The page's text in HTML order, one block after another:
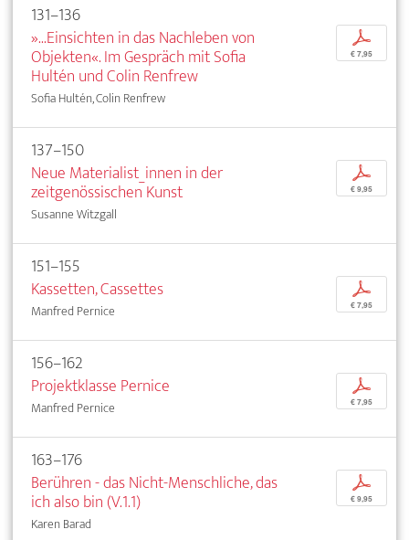
131–136
»...Einsichten in das Nachleben von
Objekten«. Im Gespräch mit Sofia
Hultén und Colin Renfrew
Sofia Hultén, Colin Renfrew
p
€ 7,95
137–150
Neue Materialist_innen in der
zeitgenössischen Kunst
Susanne Witzgall
p
€ 9,95
151–155
Kassetten, Cassettes
Manfred Pernice
p
€ 7,95
156–162
Projektklasse Pernice
Manfred Pernice
p
€ 7,95
163–176
Berühren - das Nicht-Menschliche, das
ich also bin (V.1.1)
Karen Barad
p
€ 9,95